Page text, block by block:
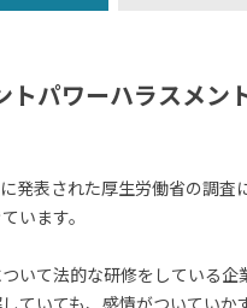
トパワーハラスメン
発表された厚生労働省の調
います。
いて法的な研修をしている企
ていても、感情がついていか